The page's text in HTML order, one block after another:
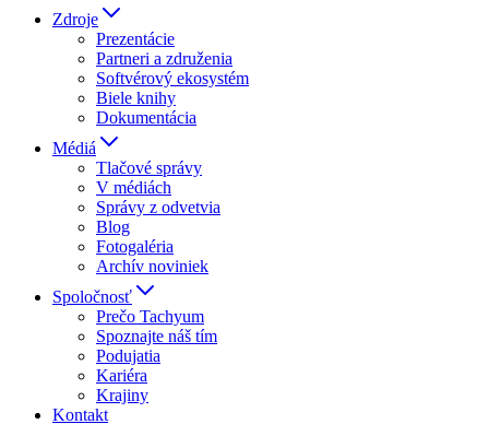
Zdroje
Prezentácie
Partneri a združenia
Softvérový ekosystém
Biele knihy
Dokumentácia
Médiá
Tlačové správy
V médiách
Správy z odvetvia
Blog
Fotogaléria
Archív noviniek
Spoločnosť
Prečo Tachyum
Spoznajte náš tím
Podujatia
Kariéra
Krajiny
Kontakt